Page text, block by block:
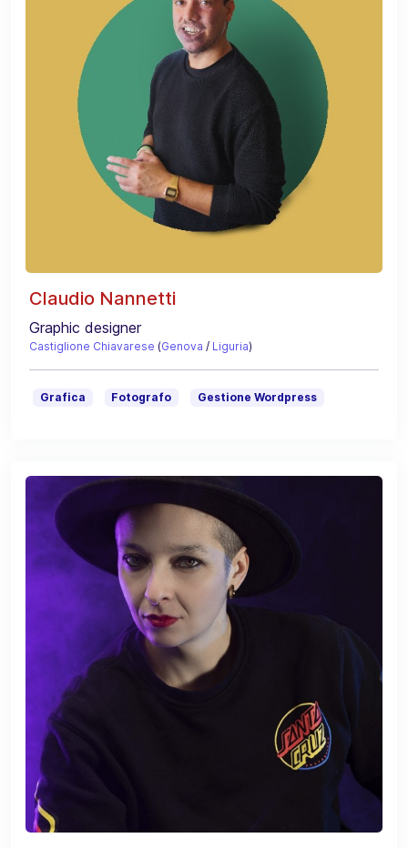
Claudio Nannetti
Graphic designer
Castiglione Chiavarese (Genova / Liguria)
Grafica Fotografo Gestione Wordpress